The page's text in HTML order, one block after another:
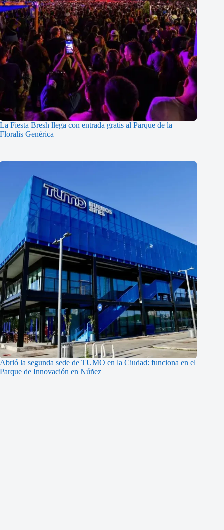
La Fiesta Bresh llega con entrada gratis al Parque de la
Floralis Genérica
Abrió la segunda sede de TUMO en la Ciudad: funciona en el
Parque de Innovación en Núñez